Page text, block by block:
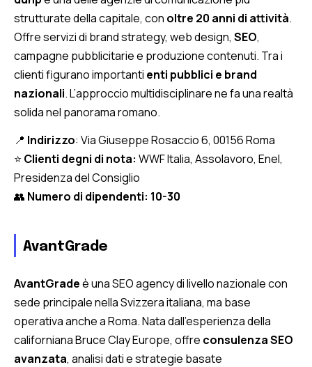
strutturate della capitale, con oltre 20 anni di attività.
Offre servizi di brand strategy, web design, SEO,
campagne pubblicitarie e produzione contenuti. Tra i
clienti figurano importanti enti pubblici e brand
nazionali. L’approccio multidisciplinare ne fa una realtà
solida nel panorama romano.
📍 Indirizzo: Via Giuseppe Rosaccio 6, 00156 Roma
⭐ Clienti degni di nota: WWF Italia, Assolavoro, Enel,
Presidenza del Consiglio
👥 Numero di dipendenti: 10-30
AvantGrade
AvantGradeè una SEO agency di livello nazionale con
sede principale nella Svizzera italiana, ma base
operativa anche a Roma. Nata dall’esperienza della
californiana Bruce Clay Europe, offre consulenza SEO
avanzata, analisi dati e strategie basate